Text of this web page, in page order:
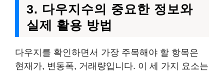
3. 다우지수의 중요한 정보와
실제 활용 방법
다우지를 확인하면서 가장 주목해야 할 항목은
현재가, 변동폭, 거래량입니다. 이 세 가지 요소는